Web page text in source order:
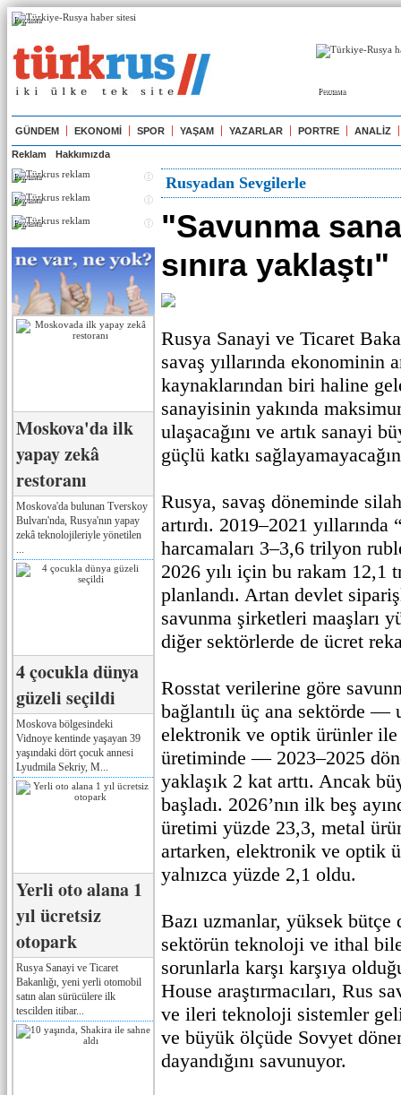
Реклама
Реклама
GÜNDEM EKONOMİ SPOR YAŞAM YAZARLAR PORTRE ANALİZ
Reklam Hakkımızda
Реклама
Реклама
Реклама
Moskova'da ilk
yapay zekâ
restoranı
Moskova'da bulunan Tverskoy
Bulvarı'nda, Rusya'nın yapay
zekâ teknolojileriyle yönetilen
4 çocukla dünya
güzeli seçildi
Moskova bölgesindeki
Vidnoye kentinde yaşayan 39
yaşındaki dört çocuk annesi
Lyudmila Sekriy, M...
Yerli oto alana 1
yıl ücretsiz
otopark
Rusya Sanayi ve Ticaret
Bakanlığı, yeni yerli otomobil
satın alan sürücülere ilk
tescilden itibar...
Rusyadan Sevgilerle
"Savunma
sınıra yaklaştı"
Rusya Sanayi ve Ticaret
savaş yıllarında ekonominin
kaynaklarından biri haline
sanayisinin yakında
ulaşacağını ve artık sanayi
güçlü katkı
Rusya, savaş döneminde
artırdı. 2019–2021 yıllarında
harcamaları 3–3,6 trilyon
2026 yılı için bu rakam 12,1
planlandı. Artan devlet
savunma şirketleri maaşları
diğer sektörlerde de ücret
Rosstat verilerine göre
bağlantılı üç ana sektörde —
elektronik ve optik ürünler
üretiminde — 2023–2025
yaklaşık 2 kat arttı. Ancak
başladı. 2026’nın ilk beş
üretimi yüzde 23,3, metal
artarken, elektronik ve optik
yalnızca yüzde 2,1 oldu.
Bazı uzmanlar, yüksek bütçe
sektörün teknoloji ve ithal
sorunlarla karşı karşıya
House araştırmacıları, Rus
ve ileri teknoloji sistemler
ve büyük ölçüde Sovyet
dayandığını savunuyor.